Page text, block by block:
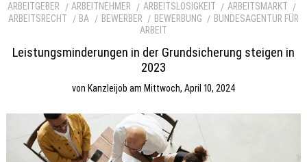
ARBEITGEBER ARBEITNEHMER ARBEITSLOSIGKEIT
ARBEITSMARKT
ARBEITSRECHT
BA BEWERBER BEWERBUNG
BUNDESAGENTUR FÜR
ARBEIT
Leistungsminderungen in der Grundsicherung steigen in
2023
von Kanzleijob am Mittwoch, April 10, 2024